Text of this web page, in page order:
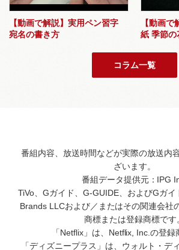
【動画で解説】実用ペン習字
宛名の書き方
【動画
紙 季節の
コラム一覧
番組内容、放送時間などが実際の放送内
ざいます。
番組データ提供元：IPG
TiVo、Gガイド、G-GUIDE、およびGガイ
Brands LLCおよび／またはその関連会社
商標または登録商標です
「Netflix」は、Netflix, Inc.の登録
「ディズニープラス」は、ウォルト・デ